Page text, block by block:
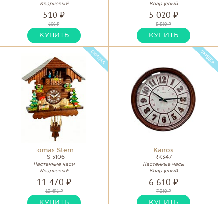
Кварцевый
510 ₽
600 ₽
КУПИТЬ
Кварцевый
5 020 ₽
5 580 ₽
КУПИТЬ
Tomas Stern
TS-5106
Настенные часы
Кварцевый
11 470 ₽
13 496 ₽
КУПИТЬ
Kairos
RK347
Настенные часы
Кварцевый
6 610 ₽
7 340 ₽
КУПИТЬ